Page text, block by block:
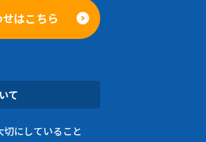
はこちら
て
切にしていること